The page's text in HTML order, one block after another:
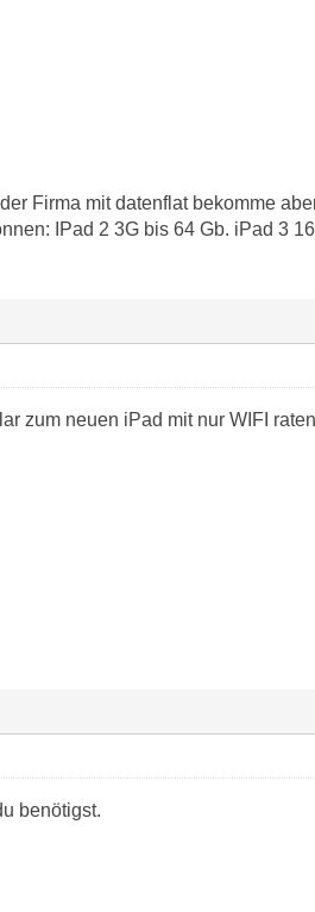
Firma mit datenflat bekomme
IPad 2 3G bis 64 Gb. iPad 3
zum neuen iPad mit nur WIFI
benötigst.